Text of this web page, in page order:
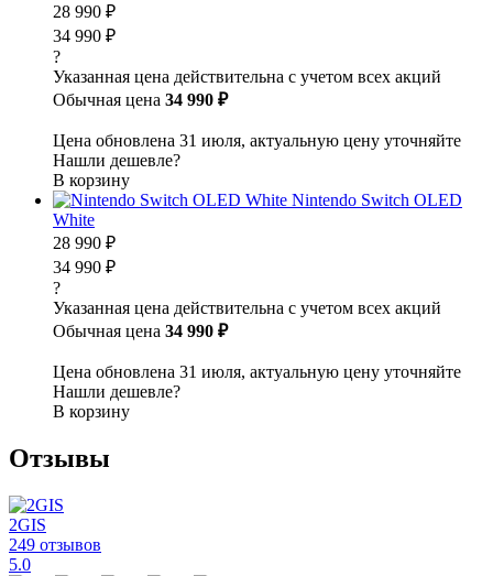
28 990 ₽
34 990 ₽
?
Указанная цена действительна с учетом всех акций
Обычная цена 34 990 ₽
Цена обновлена 31 июля, актуальную цену уточняйте
Нашли дешевле?
В корзину
Nintendo Switch OLED
White
28 990 ₽
34 990 ₽
?
Указанная цена действительна с учетом всех акций
Обычная цена 34 990 ₽
Цена обновлена 31 июля, актуальную цену уточняйте
Нашли дешевле?
В корзину
Отзывы
2GIS
249 отзывов
5.0